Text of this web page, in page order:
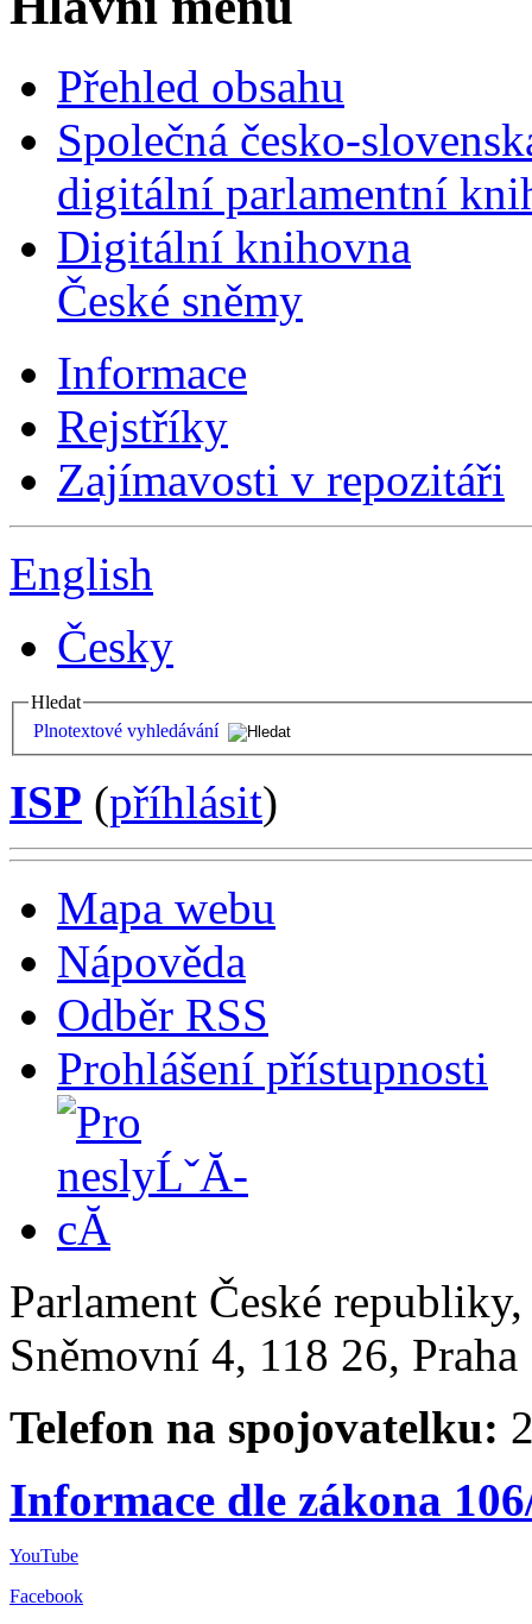
Přehled obsahu
Společná česko-
digitální parlamentní
Digitální knihovna
České sněmy
Informace
Rejstříky
Zajímavosti v repozitáři
English
Česky
Hledat
Plnotextové vyhledávání
ISP (příhlásit)
Mapa webu
Nápověda
Odběr RSS
Prohlášení přístupnosti
Parlament České
Sněmovní 4, 118 26,
Telefon na spojovatelku:
Informace dle zákona
YouTube
Facebook